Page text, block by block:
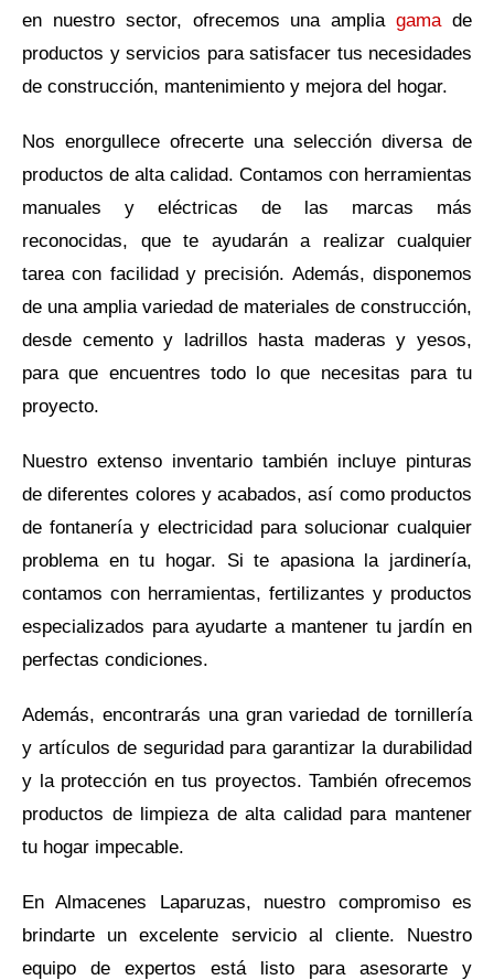
en nuestro sector, ofrecemos una ampliagamade
productos y servicios para satisfacer tus necesidades
de construcción, mantenimiento y mejora del hogar.
Nos enorgullece ofrecerte una selección diversa de
productos de alta calidad. Contamos con herramientas
manuales y eléctricas de las marcas más
reconocidas, que te ayudarán a realizar cualquier
tarea con facilidad y precisión. Además, disponemos
de una amplia variedad de materiales de construcción,
desde cemento y ladrillos hasta maderas y yesos,
para que encuentres todo lo que necesitas para tu
proyecto.
Nuestro extenso inventario también incluye pinturas
de diferentes colores y acabados, así como productos
de fontanería y electricidad para solucionar cualquier
problema en tu hogar. Si te apasiona la jardinería,
contamos con herramientas, fertilizantes y productos
especializados para ayudarte a mantener tu jardín en
perfectas condiciones.
Además, encontrarás una gran variedad de tornillería
y artículos de seguridad para garantizar la durabilidad
y la protección en tus proyectos. También ofrecemos
productos de limpieza de alta calidad para mantener
tu hogar impecable.
En Almacenes Laparuzas, nuestro compromiso es
brindarte un excelente servicio al cliente. Nuestro
equipo de expertos está listo para asesorarte y